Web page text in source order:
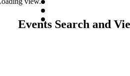
Events Search and